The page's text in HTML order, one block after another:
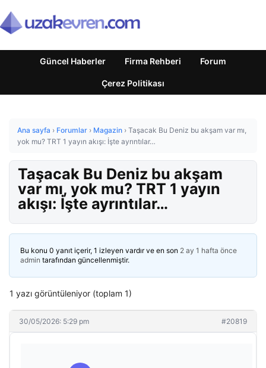
Güncel Haberler Firma Rehberi Forum
Çerez Politikası
Ana sayfa › Forumlar › Magazin › Taşacak Bu Deniz bu akşam var mı,
yok mu? TRT 1 yayın akışı: İşte ayrıntılar…
Taşacak Bu Deniz bu akşam
var mı, yok mu? TRT 1 yayın
akışı: İşte ayrıntılar…
Bu konu 0 yanıt içerir, 1 izleyen vardır ve en son 2 ay 1 hafta önce
admin tarafından güncellenmiştir.
1 yazı görüntüleniyor (toplam 1)
30/05/2026: 5:29 pm #20819